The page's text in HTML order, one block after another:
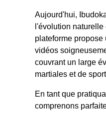
Aujourd'hui,
l'évolution
plateforme
vidéos
couvrant un large
martiales et de
En tant que
comprenons